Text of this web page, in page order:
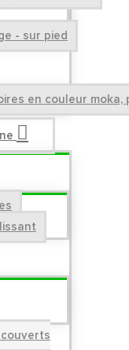
- sur pied
en couleur